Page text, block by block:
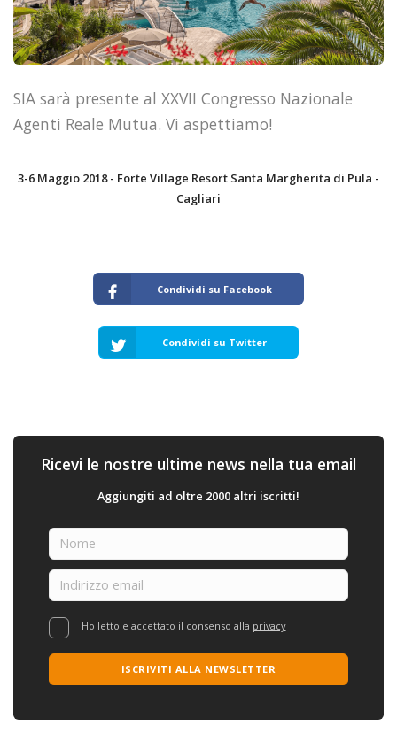
SIA sarà presente al XXVII Congresso Nazionale
Agenti Reale Mutua. Vi aspettiamo!
3-6 Maggio 2018 - Forte Village Resort Santa Margherita di Pula -
Cagliari
Condividi su Facebook
Condividi su Twitter
Ricevi le nostre ultime news nella tua email
Aggiungiti ad oltre 2000 altri iscritti!
Ho letto e accettato il consenso alla privacy
ISCRIVITI ALLA NEWSLETTER